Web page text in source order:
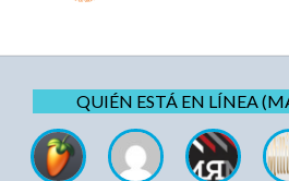
QUIÉN ESTÁ EN LÍNEA